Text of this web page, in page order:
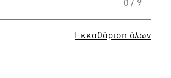
0 / 9
Εκκαθάριση όλων